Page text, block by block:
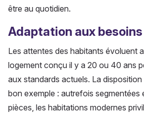
être au quotidien.
Adaptation aux
Les attentes des habitants évoluent
logement conçu il y a 20 ou 40 ans
aux standards actuels. La
bon exemple : autrefois segmentées
pièces, les habitations modernes